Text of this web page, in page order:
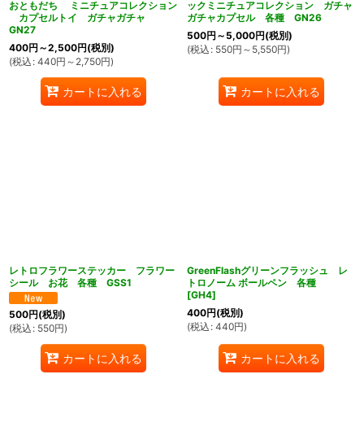
おともだち ミニチュアコレクション
カプセルトイ ガチャガチャ
GN27
400円 ～2,500円(税別)
(税込 : 440円 ～2,750円)
カートに入れる
ックミニチュアコレクション ガチャ
ガチャカプセル 各種 GN26
500円 ～5,000円(税別)
(税込 : 550円 ～5,550円)
カートに入れる
レトロフラワーステッカー フラワー
シール お花 各種 GSS1
500円(税別)
(税込 : 550円)
カートに入れる
GreenFlashグリーンフラッシュ レ
トロノーム ボールペン 各種
[GH4]
400円(税別)
(税込 : 440円)
カートに入れる